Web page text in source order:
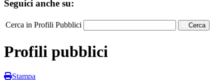
Seguici anche su:
Cerca in Profili Pubblici Cerca
Profili pubblici
Stampa